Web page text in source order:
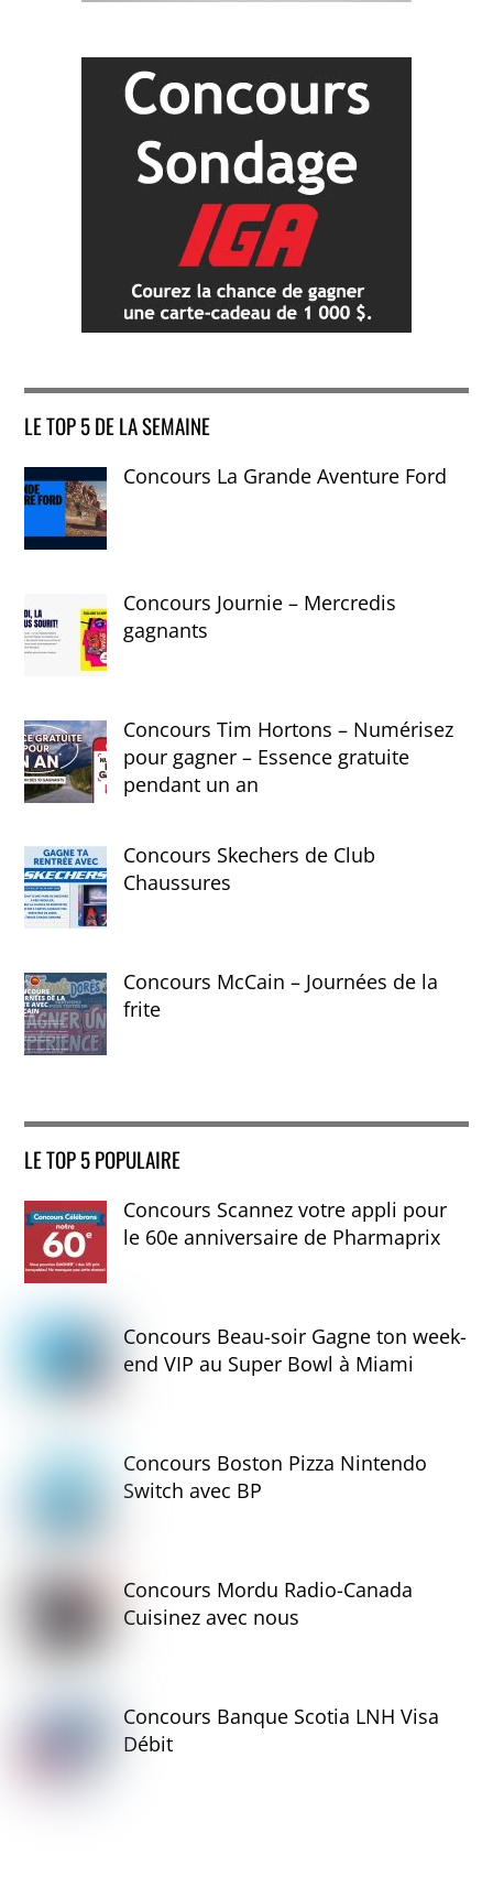
LE TOP 5 DE LA SEMAINE
Concours La Grande Aventure Ford
Concours Journie – Mercredis
gagnants
Concours Tim Hortons – Numérisez
pour gagner – Essence gratuite
pendant un an
Concours Skechers de Club
Chaussures
Concours McCain – Journées de la
frite
LE TOP 5 POPULAIRE
Concours Scannez votre appli pour
le 60e anniversaire de Pharmaprix
Concours Beau-soir Gagne ton week-
end VIP au Super Bowl à Miami
Concours Boston Pizza Nintendo
Switch avec BP
Concours Mordu Radio-Canada
Cuisinez avec nous
Concours Banque Scotia LNH Visa
Débit